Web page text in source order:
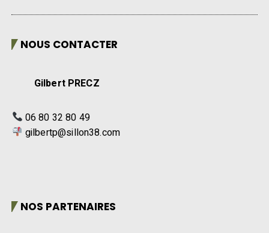
NOUS CONTACTER
Gilbert PRECZ
06 80 32 80 49
gilbertp@sillon38.com
NOS PARTENAIRES